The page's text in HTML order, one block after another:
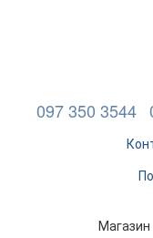
097 350 3544
Магазин